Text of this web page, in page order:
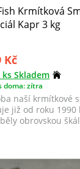
Krmítková
Kapr 3 kg
Kč
ks Skladem
doma: zítra
naší krmítkové
již od roku 1990
obrovskou